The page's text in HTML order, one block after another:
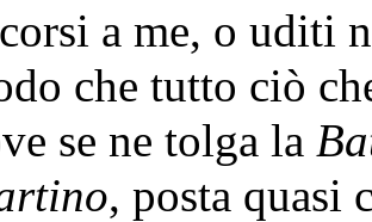
a me, o uditi
che tutto ciò
se ne tolga la
, posta quasi